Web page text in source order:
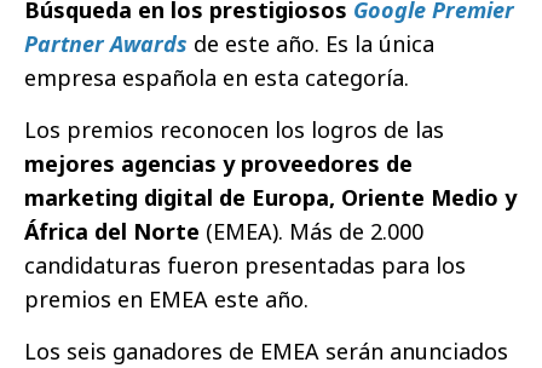
Búsqueda en los prestigiosos Google Premier
Partner Awards de este año. Es la única
empresa española en esta categoría.
Los premios reconocen los logros de las
mejores agencias y proveedores de
marketing digital de Europa, Oriente Medio y
África del Norte (EMEA). Más de 2.000
candidaturas fueron presentadas para los
premios en EMEA este año.
Los seis ganadores de EMEA serán anunciados